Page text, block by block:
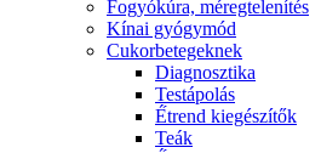
Fogyókúra, méregtelenítés
Kínai gyógymód
Cukorbetegeknek
Diagnosztika
Testápolás
É́trend kiegészítők
Teák